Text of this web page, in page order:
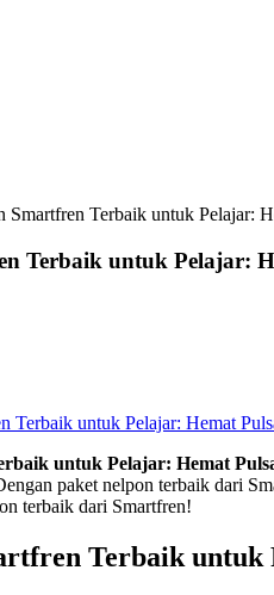
Smartfren Terbaik untuk Pelajar:
Terbaik untuk Pelajar:
Terbaik untuk Pelajar: Hemat
untuk Pelajar: Hemat
paket nelpon terbaik dari
terbaik dari Smartfren!
Terbaik